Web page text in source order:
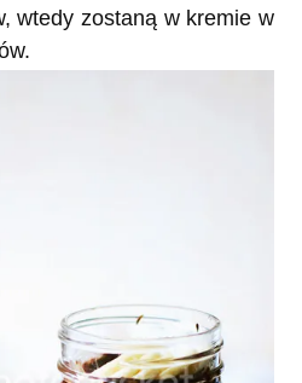
wtedy zostaną w kremie w